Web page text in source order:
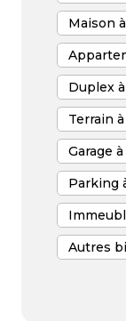
Maison
Duplex
Terrain
Garage
Parking
Autres